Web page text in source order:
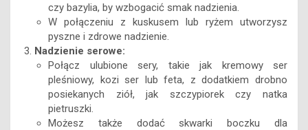
czy bazylia, by wzbogacić smak nadzienia.
W połączeniu z kuskusem lub ryżem utworzysz
pyszne i zdrowe nadzienie.
Nadzienie serowe:
Połącz ulubione sery, takie jak kremowy ser
pleśniowy, kozi ser lub feta, z dodatkiem drobno
posiekanych ziół, jak szczypiorek czy natka
pietruszki.
Możesz także dodać skwarki boczku dla